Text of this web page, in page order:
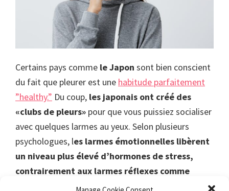
Certains pays comme le Japon sont bien conscient
du fait que pleurer est une habitude parfaitement
”healthy.” Du coup, les japonais ont créé des
«clubs de pleurs» pour que vous puissiez socialiser
avec quelques larmes au yeux. Selon plusieurs
psychologues, les larmes émotionnelles libèrent
un niveau plus élevé d’hormones de stress,
contrairement aux larmes réflexes comme
lorsque vous avez quelque chose dans l’œil par